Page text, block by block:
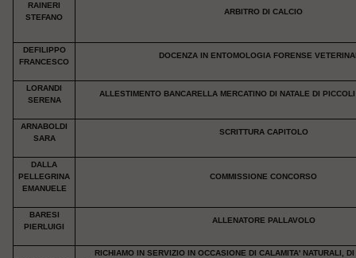
RAINERI
STEFANO
ARBITRO DI CALCIO
DEFILIPPO
FRANCESCO
DOCENZA IN ENTOMOLOGIA FORENSE
LORANDI
SERENA
ALLESTIMENTO BANCARELLA MERCATINO DI NATALE DI
ARNABOLDI
SARA
SCRITTURA CAPITOLO
DALLA
PELLEGRINA
EMANUELE
COMMISSIONE CONCORSO
BARESI
PIERLUIGI
ALLENATORE PALLAVOLO
RICHIAMO IN SERVIZIO IN OCCASIONE DI CALAMITA' NATURALI,